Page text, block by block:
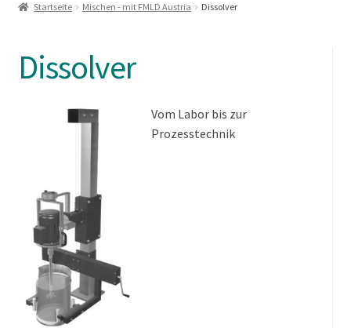
Startseite Mischen - mit FMLD Austria Dissolver
Dissolver
Vom Labor bis zur
Prozesstechnik